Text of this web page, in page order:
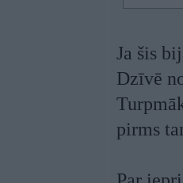
Ja šis
Dzīvē
pirms